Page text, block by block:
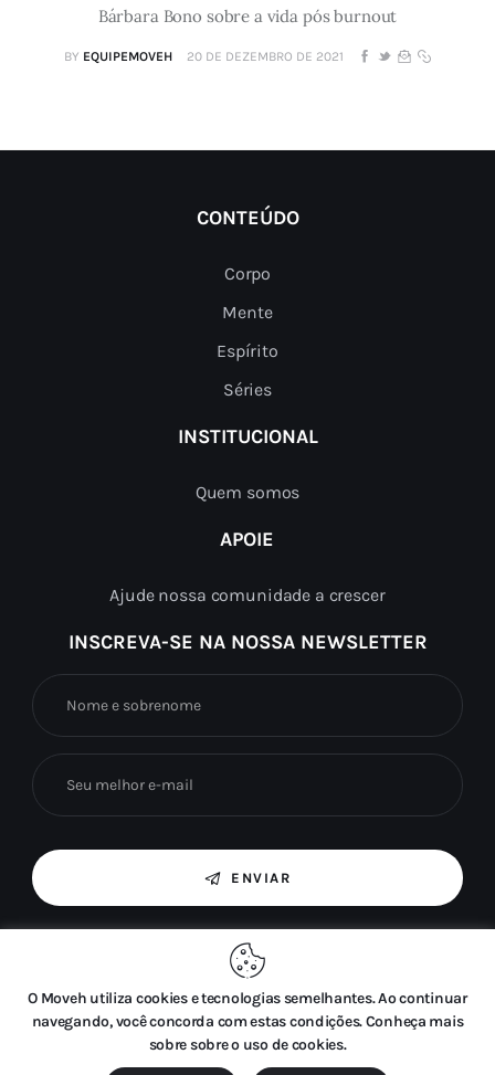
Bárbara Bono sobre a vida pós burnout
BY EQUIPEMOVEH 20 DE DEZEMBRO DE 2021
CONTEÚDO
Corpo
Mente
Espírito
Séries
INSTITUCIONAL
Quem somos
APOIE
Ajude nossa comunidade a crescer
INSCREVA-SE NA NOSSA NEWSLETTER
ENVIAR
Ao marcar esta caixa, concordo com o uso das
minhas informações fornecidas para fins de
marketing por e-mail.
O Moveh utiliza cookies e tecnologias semelhantes. Ao continuar
navegando, você concorda com estas condições. Conheça mais
sobre sobre o uso de cookies.